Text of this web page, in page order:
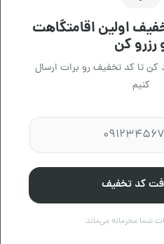
تخفیف اولین اقامتگاهت
رزرو کن
کن تا کد تخفیف رو برات ارسال
کنیم
کد تخفیف
شما محرمانه می‌ماند